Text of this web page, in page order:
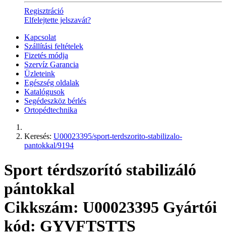
Regisztráció
Elfelejtette jelszavát?
Kapcsolat
Szállítási feltételek
Fizetés módja
Szervíz Garancia
Üzleteink
Egészség oldalak
Katalógusok
Segédeszköz bérlés
Ortopédtechnika
Keresés: U00023395/sport-terdszorito-stabilizalo-
pantokkal/9194
Sport térdszorító stabilizáló
pántokkal
Cikkszám: U00023395 Gyártói
kód: GYVFTSTTS